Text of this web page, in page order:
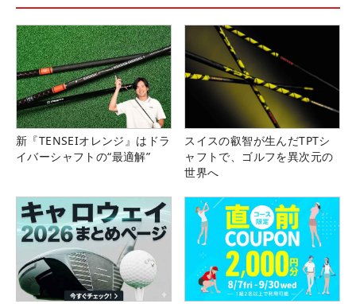
新『TENSEIオレンジ』はドラ
イバーシャフトの“最適解”
スイスの叡智が生んだTPTシ
ャフトで、ゴルフを異次元の
世界へ